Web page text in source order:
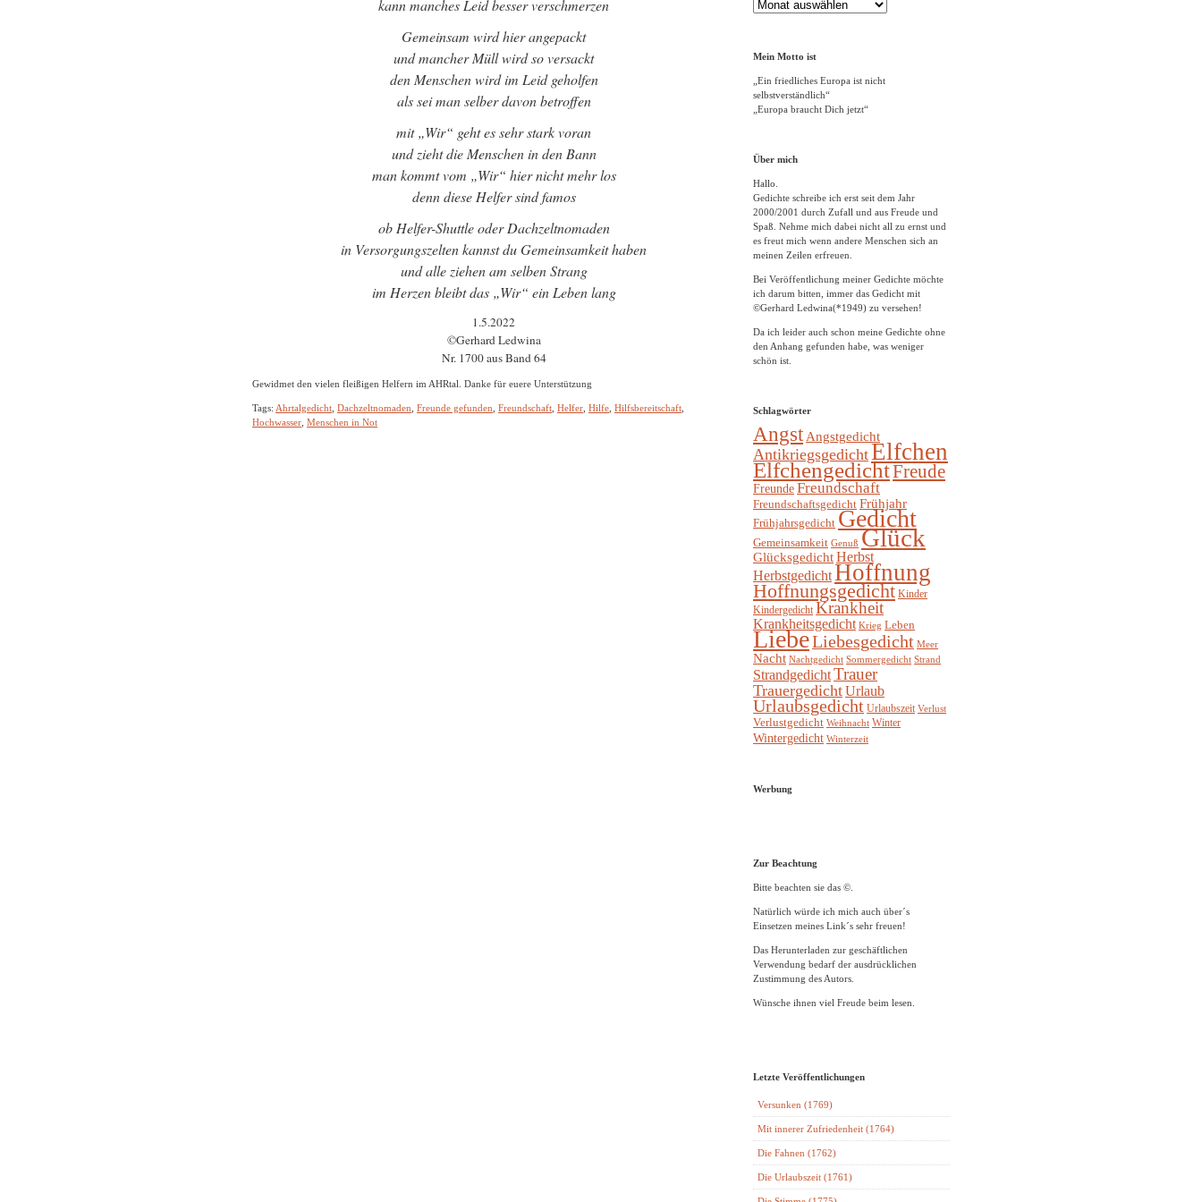
kann manches Leid besser verschmerzen
Gemeinsam wird hier angepackt
und mancher Müll wird so versackt
den Menschen wird im Leid geholfen
als sei man selber davon betroffen
mit „Wir“ geht es sehr stark voran
und zieht die Menschen in den Bann
man kommt vom „Wir“ hier nicht mehr los
denn diese Helfer sind famos
ob Helfer-Shuttle oder Dachzeltnomaden
in Versorgungszelten kannst du Gemeinsamkeit haben
und alle ziehen am selben Strang
im Herzen bleibt das „Wir“ ein Leben lang
1.5.2022
©Gerhard Ledwina
Nr. 1700 aus Band 64
Gewidmet den vielen fleißigen Helfern im AHRtal. Danke für euere Unterstützung
Tags: Ahrtalgedicht Dachzeltnomaden Freunde gefunden Freundschaft Helfer Hilfe Hilfsbereitschaft
Hochwasser Menschen in Not
Gedichte
Archiv
Mein Motto ist
„Ein friedliches Europa ist nicht
selbstverständlich“
„Europa braucht Dich jetzt“
Über mich
Hallo.
Gedichte schreibe ich erst seit dem Jahr
2000/2001 durch Zufall und aus Freude und
Spaß. Nehme mich dabei nicht all zu ernst und
es freut mich wenn andere Menschen sich an
meinen Zeilen erfreuen.
Bei Veröffentlichung meiner Gedichte möchte
ich darum bitten, immer das Gedicht mit
©Gerhard Ledwina(*1949) zu versehen!
Da ich leider auch schon meine Gedichte ohne
den Anhang gefunden habe, was weniger
schön ist.
Schlagwörter
Angst Angstgedicht
AntikriegsgedichtElfchen
ElfchengedichtFreude
FreundeFreundschaft
Freundschaftsgedicht Frühjahr
Frühjahrsgedicht Gedicht
Gemeinsamkeit Genuß Glück
GlücksgedichtHerbst
HerbstgedichtHoffnung
Hoffnungsgedicht Kinder
Kindergedicht Krankheit
Krankheitsgedicht Krieg Leben
LiebeLiebesgedicht Meer
Nacht Nachtgedicht Sommergedicht Strand
StrandgedichtTrauer
TrauergedichtUrlaub
Urlaubsgedicht Urlaubszeit Verlust
Verlustgedicht Weihnacht Winter
Wintergedicht Winterzeit
Werbung
Zur Beachtung
Bitte beachten sie das ©.
Natürlich würde ich mich auch über´s
Einsetzen meines Link´s sehr freuen!
Das Herunterladen zur geschäftlichen
Verwendung bedarf der ausdrücklichen
Zustimmung des Autors.
Wünsche ihnen viel Freude beim lesen.
Letzte Veröffentlichungen
Versunken (1769)
Mit innerer Zufriedenheit (1764)
Die Fahnen (1762)
Die Urlaubszeit (1761)